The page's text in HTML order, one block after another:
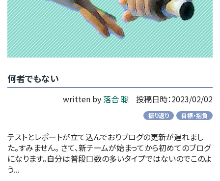
何者でもない
written by 落合 聡 投稿日時：2023/02/02
振り返り 目標・抱負
テストとレポートが立て込んでおりブログの更新が遅れまし
た。すみません。 さて、新チームが始まってから初めてのブログ
になります。自分は普段口数の多いタイプではないのでこのよ
う...